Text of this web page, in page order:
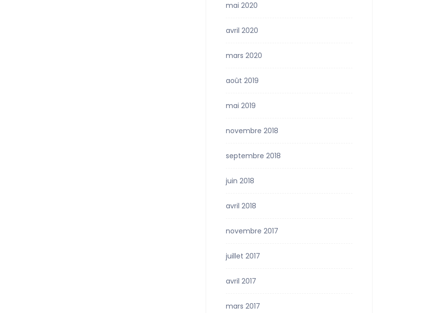
mai 2020
avril 2020
mars 2020
août 2019
mai 2019
novembre 2018
septembre 2018
juin 2018
avril 2018
novembre 2017
juillet 2017
avril 2017
mars 2017